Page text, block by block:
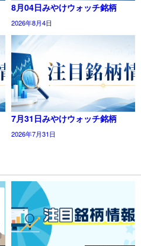
8月04日みやけウォッチ銘柄
2026年8月4日
7月31日みやけウォッチ銘柄
2026年7月31日